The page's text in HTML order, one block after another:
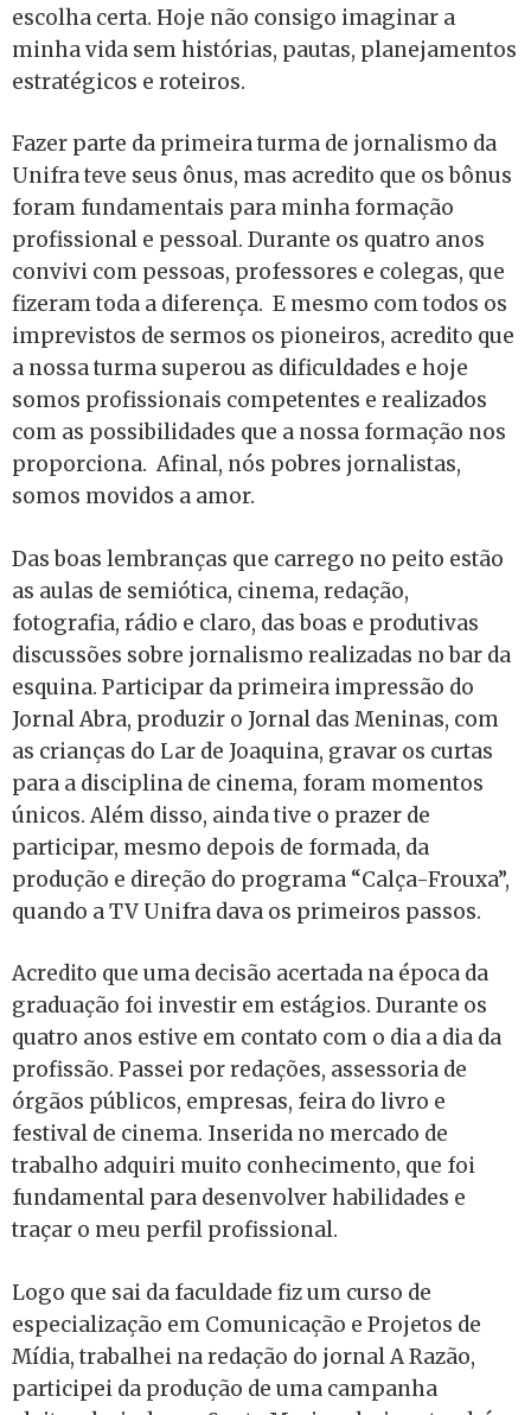
escolha certa. Hoje não consigo imaginar a
minha vida sem histórias, pautas, planejamentos
estratégicos e roteiros.
Fazer parte da primeira turma de jornalismo da
Unifra teve seus ônus, mas acredito que os bônus
foram fundamentais para minha formação
profissional e pessoal. Durante os quatro anos
convivi com pessoas, professores e colegas, que
fizeram toda a diferença. E mesmo com todos os
imprevistos de sermos os pioneiros, acredito que
a nossa turma superou as dificuldades e hoje
somos profissionais competentes e realizados
com as possibilidades que a nossa formação nos
proporciona. Afinal, nós pobres jornalistas,
somos movidos a amor.
Das boas lembranças que carrego no peito estão
as aulas de semiótica, cinema, redação,
fotografia, rádio e claro, das boas e produtivas
discussões sobre jornalismo realizadas no bar da
esquina. Participar da primeira impressão do
Jornal Abra, produzir o Jornal das Meninas, com
as crianças do Lar de Joaquina, gravar os curtas
para a disciplina de cinema, foram momentos
únicos. Além disso, ainda tive o prazer de
participar, mesmo depois de formada, da
produção e direção do programa “Calça-Frouxa”,
quando a TV Unifra dava os primeiros passos.
Acredito que uma decisão acertada na época da
graduação foi investir em estágios. Durante os
quatro anos estive em contato com o dia a dia da
profissão. Passei por redações, assessoria de
órgãos públicos, empresas, feira do livro e
festival de cinema. Inserida no mercado de
trabalho adquiri muito conhecimento, que foi
fundamental para desenvolver habilidades e
traçar o meu perfil profissional.
Logo que sai da faculdade fiz um curso de
especialização em Comunicação e Projetos de
Mídia, trabalhei na redação do jornal A Razão,
participei da produção de uma campanha